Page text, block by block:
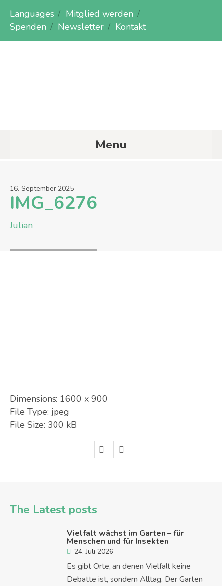
Languages
Mitglied werden
Spenden
Newsletter Kontakt
Menu
16. September 2025
IMG_6276
Julian
Dimensions: 1600 x 900
File Type: jpeg
File Size: 300 kB
The Latest posts
Vielfalt wächst im Garten – für
Menschen und für Insekten
24. Juli 2026
Es gibt Orte, an denen Vielfalt keine
Debatte ist, sondern Alltag. Der Garten